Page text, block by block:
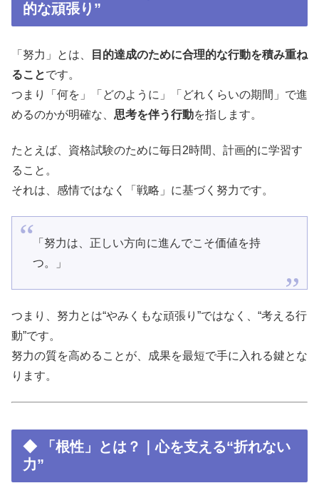
的な頑張り”
「努力」とは、
目的達成のために合理的な行動を積み重ね
ることです。
つまり「何を」「どのように」「どれくらいの期間」で進
めるのかが明確な、 思考を伴う行動を指します。
たとえば、資格試験のために毎日2時間、計画的に学習す
ること。
それは、感情ではなく「戦略」に基づく努力です。
「努力は、正しい方向に進んでこそ価値を持
つ。」
つまり、努力とは“やみくもな頑張り”ではなく、“考える行
動”です。
努力の質を高めることが、成果を最短で手に入れる鍵とな
ります。
◆ 「根性」とは？｜心を支える“折れない
力”